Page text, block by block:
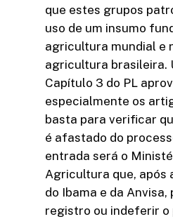
que estes grupos
uso de um insumo
agricultura mundial e
agricultura brasileira.
Capítulo 3 do PL
especialmente os
basta para verificar
é afastado do
entrada será o
Agricultura que, após
do Ibama e da
registro ou indeferir o